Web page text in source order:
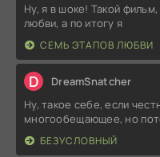
Ну, я в шоке! Такой
любви, а по итогу я
СЕМЬ ЭТАПОВ ЛЮБВИ
D DreamSnatcher
Ну, такое себе, если
многообещающее, но
БЕЗУСЛОВНЫЙ